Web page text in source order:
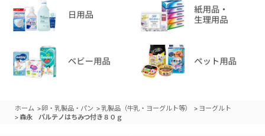
ホーム >卵・乳製品・パン >乳製品（牛乳・ヨーグルト等） > ヨーグルト
> 森永 パルテノはちみつ付き８０ｇ